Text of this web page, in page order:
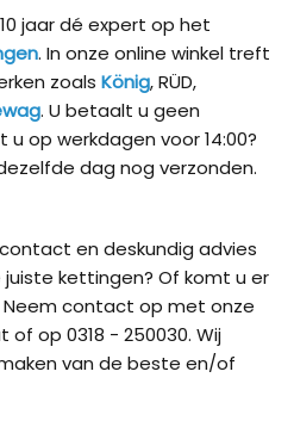
jaar dé expert op het
. In onze online winkel treft
zoals König, RÜD,
. U betaalt u geen
op werkdagen voor 14:00?
dag nog verzonden.
en deskundig advies
kettingen? Of komt u er
contact op met onze
op 0318 - 250030. Wij
van de beste en/of